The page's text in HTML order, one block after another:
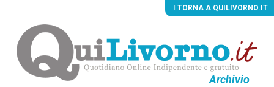
Archivio
TORNA A QUILIVORNO.IT